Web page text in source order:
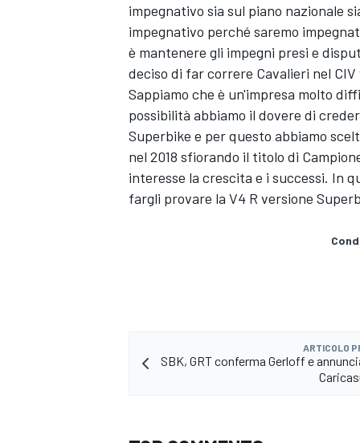
ENDURANCE/GT
impegnativo sia sul piano nazionale
impegnativo perché saremo
è mantenere gli impegni presi e
deciso di far correre Cavalieri nel
Sappiamo che è un'impresa molto
possibilità abbiamo il dovere di
Superbike e per questo abbiamo
nel 2018 sfiorando il titolo di
interesse la crescita e i successi. In
fargli provare la V4 R versione
ARTICOLO
SBK, GRT conferma Gerloff e